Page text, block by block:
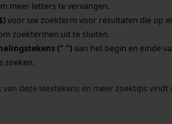
meer letters te vervangen.
voor uw zoekterm voor resultaten die op
zoektermen uit te sluiten.
(" ")aan het begin en einde
zoeken.
deze leestekens en meer zoektips vindt